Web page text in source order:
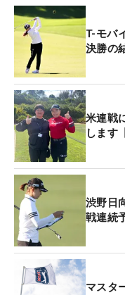
T-モバ
決勝の
米連戦に心強い！
します
渋野日
戦連続
マスタ